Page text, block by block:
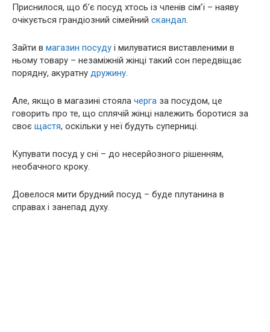
Приснилося, що б’є посуд хтось із членів сім’ї – наяву
очікується грандіозний сімейний скандал.
Зайти в магазин посуду і милуватися виставленими в
ньому товару – незаміжній жінці такий сон передвіщає
порядну, акуратну дружину.
Але, якщо в магазині стояла черга за посудом, це
говорить про те, що сплячій жінці належить боротися за
своє щастя, оскільки у неї будуть суперниці.
Купувати посуд у сні – до несерйозного рішенням,
необачного кроку.
Довелося мити брудний посуд – буде плутанина в
справах і занепад духу.